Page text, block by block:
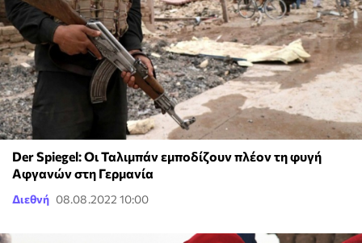
Der Spiegel: Οι Ταλιμπάν εμποδίζουν πλέον τη φυγή
Αφγανών στη Γερμανία
Διεθνή 08.08.2022 10:00